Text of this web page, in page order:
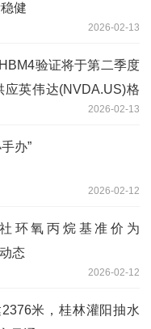
健
2026-02-13
验证将于第二季度
应英伟达(NVDA.US)格
2026-02-13
办”
2026-02-12
环氧丙烷基准价为
态
2026-02-12
米，桂林灌阳抽水